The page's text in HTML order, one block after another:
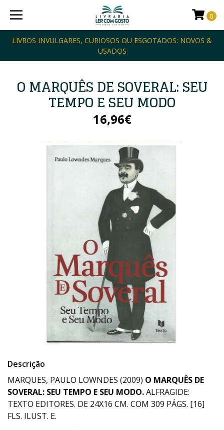
LIVROS INVULGARES, CURIOSOS OU ESGOTADOS: NOVOS &
USADOS
0
O MARQUÊS DE SOVERAL: SEU
TEMPO E SEU MODO
16,96€
Descrição
MARQUES, PAULO LOWNDES (2009) O MARQUÊS DE
SOVERAL: SEU TEMPO E SEU MODO.ALFRAGIDE:
TEXTO EDITORES. DE 24X16 CM. COM 309 PÁGS. [16]
FLS. ILUST. E.